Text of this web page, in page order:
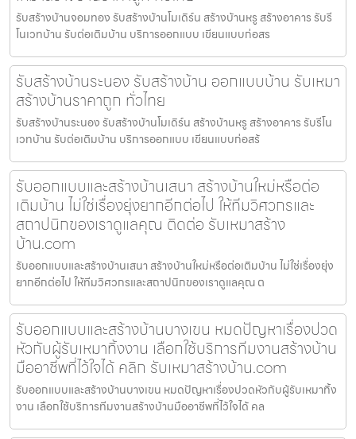
รับสร้างบ้านจอมทอง รับสร้างบ้านโมเดิร์น สร้างบ้านหรู สร้างอาคาร รับรี
โนเวทบ้าน รับต่อเติมบ้าน บริการออกแบบ เขียนแบบก่อสร
รับสร้างบ้านระนอง รับสร้างบ้าน ออกแบบบ้าน รับเหมา
สร้างบ้านราคาถูก ทั่วไทย
รับสร้างบ้านระนอง รับสร้างบ้านโมเดิร์น สร้างบ้านหรู สร้างอาคาร รับรีโน
เวทบ้าน รับต่อเติมบ้าน บริการออกแบบ เขียนแบบก่อสร้
รับออกแบบและสร้างบ้านเสนา สร้างบ้านใหม่หรือต่อ
เติมบ้าน ไม่ใช่เรื่องยุ่งยากอีกต่อไป ให้ทีมวิศวกรและ
สถาปนิกของเราดูแลคุณ ติดต่อ รับเหมาสร้าง
บ้าน.com
รับออกแบบและสร้างบ้านเสนา สร้างบ้านใหม่หรือต่อเติมบ้าน ไม่ใช่เรื่องยุ่ง
ยากอีกต่อไป ให้ทีมวิศวกรและสถาปนิกของเราดูแลคุณ ต
รับออกแบบและสร้างบ้านบางเขน หมดปัญหาเรื่องปวด
หัวกับผู้รับเหมาทิ้งงาน เลือกใช้บริการทีมงานสร้างบ้าน
มืออาชีพที่ไว้ใจได้ คลิก รับเหมาสร้างบ้าน.com
รับออกแบบและสร้างบ้านบางเขน หมดปัญหาเรื่องปวดหัวกับผู้รับเหมาทิ้ง
งาน เลือกใช้บริการทีมงานสร้างบ้านมืออาชีพที่ไว้ใจได้ คล